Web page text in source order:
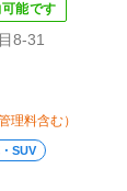
能です
8-31
理料含む）
SUV